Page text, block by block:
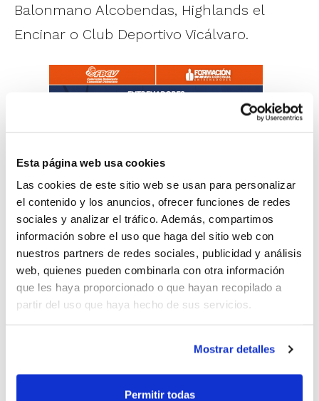
Esta página web usa cookies
Las cookies de este sitio web se usan para personalizar
el contenido y los anuncios, ofrecer funciones de redes
sociales y analizar el tráfico. Además, compartimos
información sobre el uso que haga del sitio web con
nuestros partners de redes sociales, publicidad y análisis
web, quienes pueden combinarla con otra información
que les haya proporcionado o que hayan recopilado a
partir del uso que haya hecho de sus servicios.
Mostrar detalles
Permitir todas
Balonmano Alcobendas, Highlands el
Encinar o Club Deportivo Vicálvaro.
Jaime centrará su formación en el
liderazgo, dando respuesta a qué es, qué
tipos de liderazgo existen y de qué
herramientas disponemos como
entrenadores/as para mejorar nuestro